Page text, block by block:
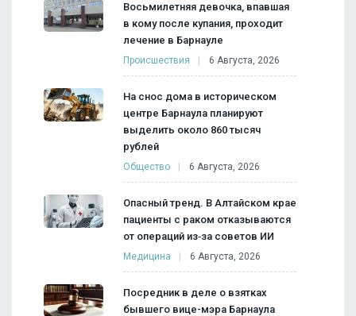
Восьмилетняя девочка, впавшая
в кому после купания, проходит
лечение в Барнауле
Происшествия 6 Августа, 2026
На снос дома в историческом
центре Барнаула планируют
выделить около 860 тысяч
рублей
Общество 6 Августа, 2026
Опасный тренд. В Алтайском крае
пациенты с раком отказываются
от операций из‑за советов ИИ
Медицина 6 Августа, 2026
Посредник в деле о взятках
бывшего вице-мэра Барнаула